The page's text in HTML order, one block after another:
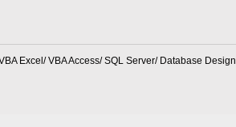
Excel/ VBA Access/ SQL Server/ Database Design